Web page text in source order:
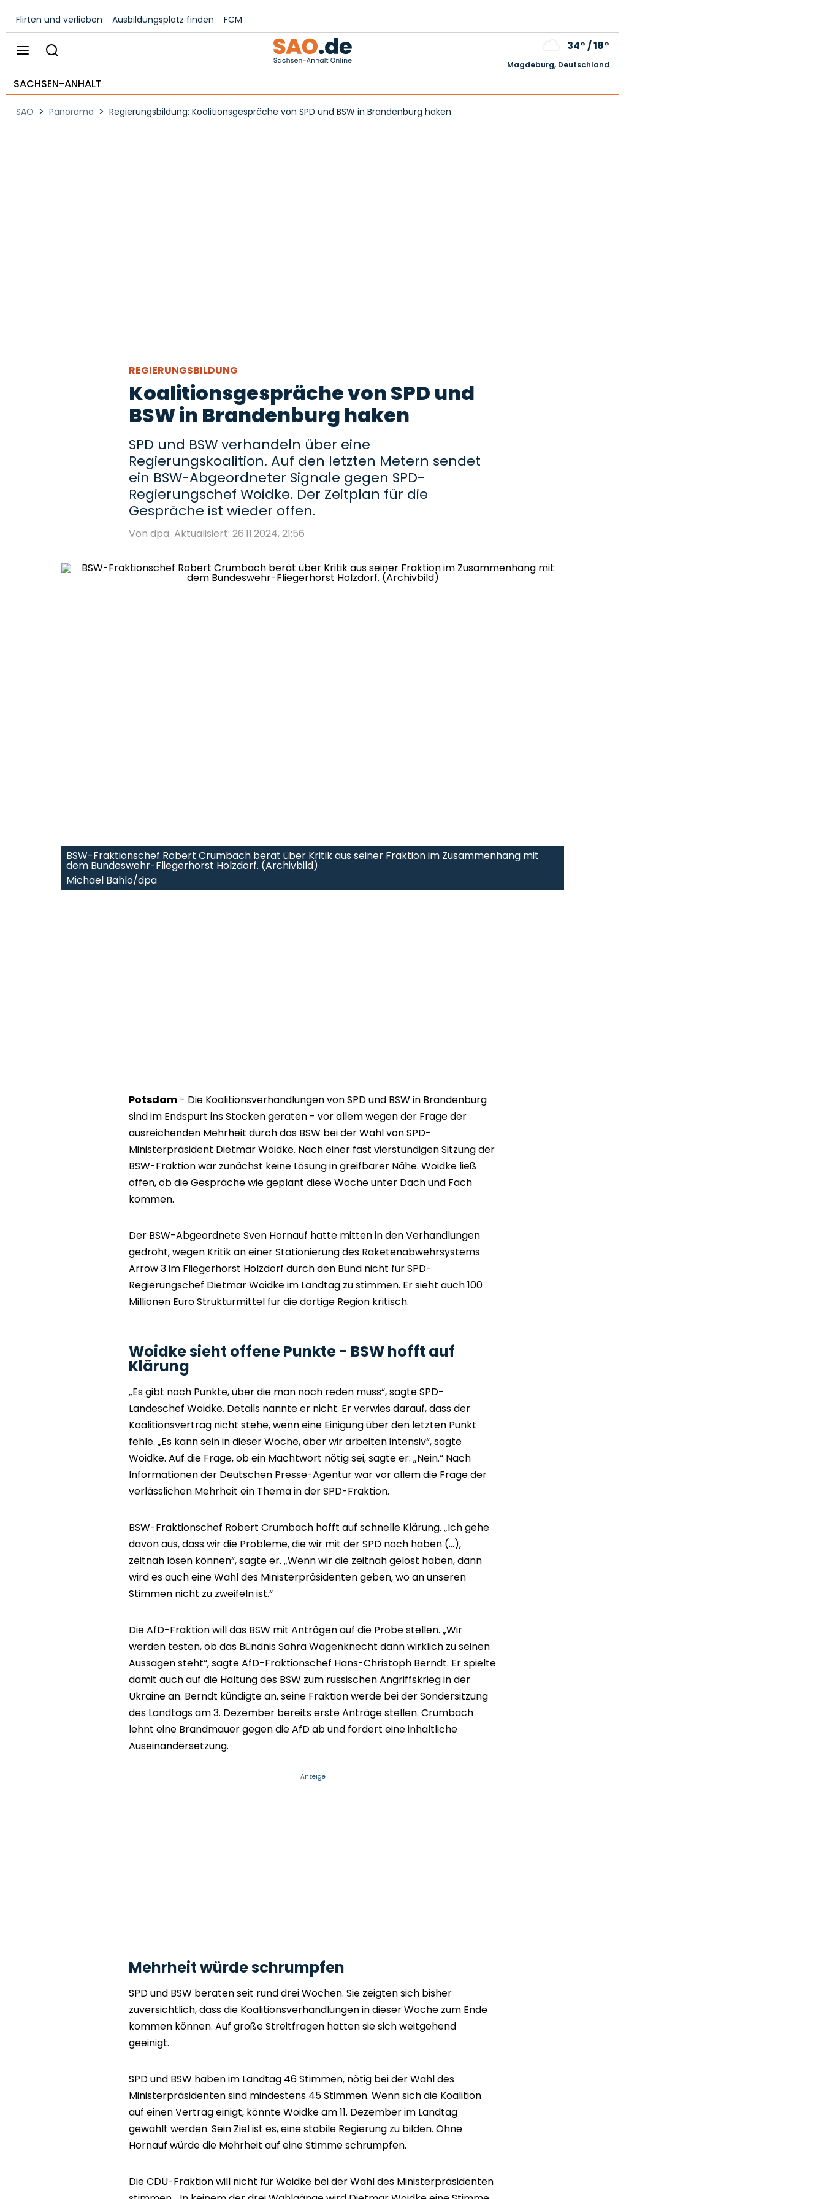
Flirten und verlieben Ausbildungsplatz finden FCM
34°/18°
Magdeburg, Deutschland
SACHSEN-ANHALT
SAO > Panorama > Regierungsbildung: Koalitionsgespräche von SPD und BSW in Brandenburg haken
REGIERUNGSBILDUNG
Koalitionsgespräche von SPD und
BSW in Brandenburg haken
SPD und BSW verhandeln über eine
Regierungskoalition. Auf den letzten Metern sendet
ein BSW-Abgeordneter Signale gegen SPD-
Regierungschef Woidke. Der Zeitplan für die
Gespräche ist wieder offen.
Von dpa Aktualisiert: 26.11.2024, 21:56
BSW-Fraktionschef Robert Crumbach berät über Kritik aus seiner Fraktion im Zusammenhang mit
dem Bundeswehr-Fliegerhorst Holzdorf. (Archivbild)
Michael Bahlo/dpa
Potsdam - Die Koalitionsverhandlungen von SPD und BSW in Brandenburg
sind im Endspurt ins Stocken geraten - vor allem wegen der Frage der
ausreichenden Mehrheit durch das BSW bei der Wahl von SPD-
Ministerpräsident Dietmar Woidke. Nach einer fast vierstündigen Sitzung der
BSW-Fraktion war zunächst keine Lösung in greifbarer Nähe. Woidke ließ
offen, ob die Gespräche wie geplant diese Woche unter Dach und Fach
kommen.
Der BSW-Abgeordnete Sven Hornauf hatte mitten in den Verhandlungen
gedroht, wegen Kritik an einer Stationierung des Raketenabwehrsystems
Arrow 3 im Fliegerhorst Holzdorf durch den Bund nicht für SPD-
Regierungschef Dietmar Woidke im Landtag zu stimmen. Er sieht auch 100
Millionen Euro Strukturmittel für die dortige Region kritisch.
Woidke sieht offene Punkte - BSW hofft auf
Klärung
„Es gibt noch Punkte, über die man noch reden muss“, sagte SPD-
Landeschef Woidke. Details nannte er nicht. Er verwies darauf, dass der
Koalitionsvertrag nicht stehe, wenn eine Einigung über den letzten Punkt
fehle. „Es kann sein in dieser Woche, aber wir arbeiten intensiv“, sagte
Woidke. Auf die Frage, ob ein Machtwort nötig sei, sagte er: „Nein.“ Nach
Informationen der Deutschen Presse-Agentur war vor allem die Frage der
verlässlichen Mehrheit ein Thema in der SPD-Fraktion.
BSW-Fraktionschef Robert Crumbach hofft auf schnelle Klärung. „Ich gehe
davon aus, dass wir die Probleme, die wir mit der SPD noch haben (...),
zeitnah lösen können“, sagte er. „Wenn wir die zeitnah gelöst haben, dann
wird es auch eine Wahl des Ministerpräsidenten geben, wo an unseren
Stimmen nicht zu zweifeln ist.“
Die AfD-Fraktion will das BSW mit Anträgen auf die Probe stellen. „Wir
werden testen, ob das Bündnis Sahra Wagenknecht dann wirklich zu seinen
Aussagen steht“, sagte AfD-Fraktionschef Hans-Christoph Berndt. Er spielte
damit auch auf die Haltung des BSW zum russischen Angriffskrieg in der
Ukraine an. Berndt kündigte an, seine Fraktion werde bei der Sondersitzung
des Landtags am 3. Dezember bereits erste Anträge stellen. Crumbach
lehnt eine Brandmauer gegen die AfD ab und fordert eine inhaltliche
Auseinandersetzung.
Anzeige
Mehrheit würde schrumpfen
SPD und BSW beraten seit rund drei Wochen. Sie zeigten sich bisher
zuversichtlich, dass die Koalitionsverhandlungen in dieser Woche zum Ende
kommen können. Auf große Streitfragen hatten sie sich weitgehend
geeinigt.
SPD und BSW haben im Landtag 46 Stimmen, nötig bei der Wahl des
Ministerpräsidenten sind mindestens 45 Stimmen. Wenn sich die Koalition
auf einen Vertrag einigt, könnte Woidke am 11. Dezember im Landtag
gewählt werden. Sein Ziel ist es, eine stabile Regierung zu bilden. Ohne
Hornauf würde die Mehrheit auf eine Stimme schrumpfen.
Die CDU-Fraktion will nicht für Woidke bei der Wahl des Ministerpräsidenten